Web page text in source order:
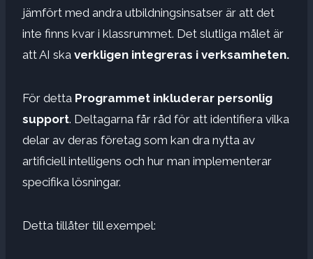
jämfört med andra utbildningsinsatser är att det
inte finns kvar i klassrummet. Det slutliga målet är
att AI ska verkligen integreras i verksamheten.
För detta Programmet inkluderar personlig
support. Deltagarna får råd för att identifiera vilka
delar av deras företag som kan dra nytta av
artificiell intelligens och hur man implementerar
specifika lösningar.
Detta tillåter till exempel: